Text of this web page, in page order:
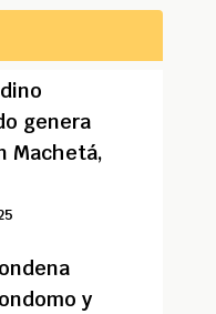
genera
Machetá,
y